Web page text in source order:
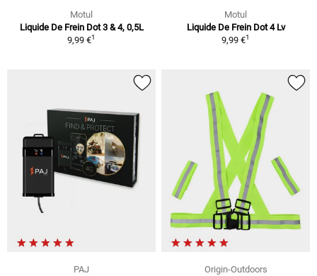
Motul
Liquide De Frein Dot 3 & 4, 0,5L
9,99 €1
Motul
Liquide De Frein Dot 4 Lv
9,99 €1
PAJ
Origin-Outdoors